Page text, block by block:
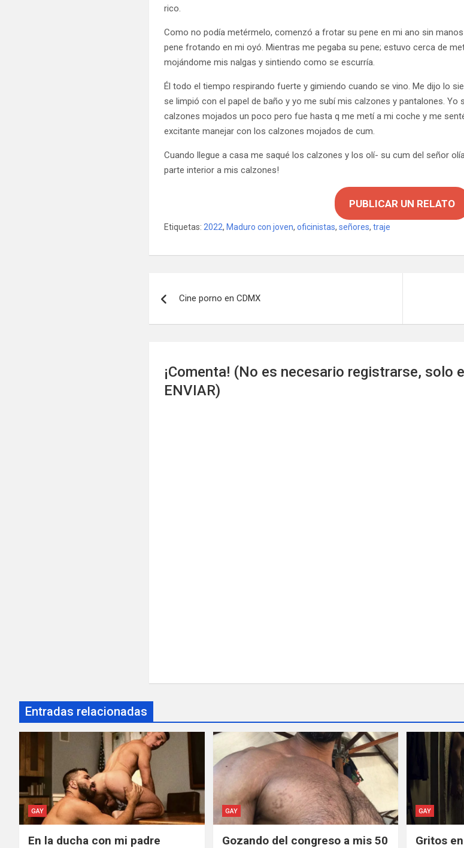
rico.
Como no podía metérmelo, comenzó a frotar su pene en mi ano sin
pene frotando en mi oyó. Mientras me pegaba su pene; estuvo cerca de
mojándome mis nalgas y sintiendo como se escurría.
Él todo el tiempo respirando fuerte y gimiendo cuando se vino. Me dijo lo
se limpió con el papel de baño y yo me subí mis calzones y pantalones. Yo
calzones mojados un poco pero fue hasta q me metí a mi coche y me
excitante manejar con los calzones mojados de cum.
Cuando llegue a casa me saqué los calzones y los olí- su cum del señor
parte interior a mis calzones!
PUBLICAR UN RELATO
Etiquetas: 2022, Maduro con joven,oficinistas,señores,traje
de
Cine porno en CDMX
¡Comenta! (No es necesario registrarse, solo
ENVIAR)
Entradas relacionadas
GAY
En la ducha con mi padre
GAY
Gozando del congreso a mis 50
GAY
Gritos